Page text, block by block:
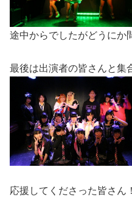
途中からでしたがどうにか
最後は出演者の皆さんと集
応援してくださった皆さん！